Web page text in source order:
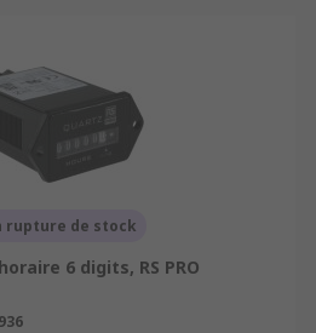
rupture de stock
6 digits, RS PRO